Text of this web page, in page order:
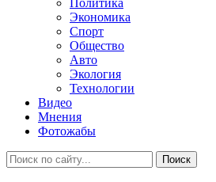
Политика
Экономика
Спорт
Общество
Авто
Экология
Технологии
Видео
Мнения
Фотожабы
Поиск